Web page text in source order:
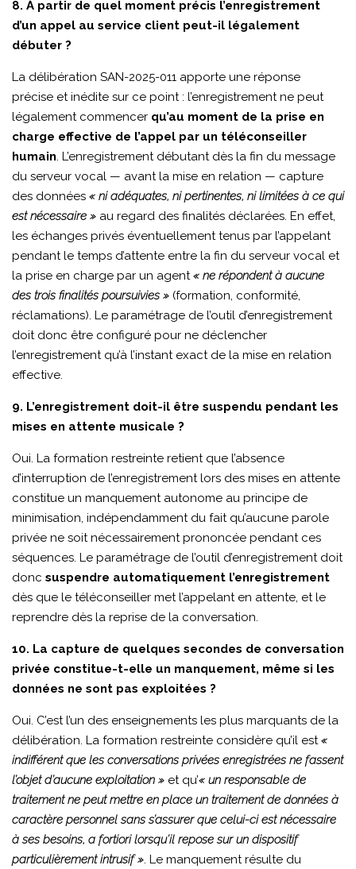
8. À partir de quel moment précis l’enregistrement
d’un appel au service client peut-il légalement
débuter ?
La délibération SAN-2025-011 apporte une réponse
précise et inédite sur ce point : l’enregistrement ne peut
légalement commencer qu’au moment de la prise en
charge effective de l’appel par un téléconseiller
humain. L’enregistrement débutant dès la fin du message
du serveur vocal — avant la mise en relation — capture
des données « ni adéquates, ni pertinentes, ni limitées à ce qui
est nécessaire » au regard des finalités déclarées. En effet,
les échanges privés éventuellement tenus par l’appelant
pendant le temps d’attente entre la fin du serveur vocal et
la prise en charge par un agent« ne répondent à aucune
des trois finalités poursuivies » (formation, conformité,
réclamations). Le paramétrage de l’outil d’enregistrement
doit donc être configuré pour ne déclencher
l’enregistrement qu’à l’instant exact de la mise en relation
effective.
9. L’enregistrement doit-il être suspendu pendant les
mises en attente musicale ?
Oui. La formation restreinte retient que l’absence
d’interruption de l’enregistrement lors des mises en attente
constitue un manquement autonome au principe de
minimisation, indépendamment du fait qu’aucune parole
privée ne soit nécessairement prononcée pendant ces
séquences. Le paramétrage de l’outil d’enregistrement doit
donc suspendre automatiquement l’enregistrement
dès que le téléconseiller met l’appelant en attente, et le
reprendre dès la reprise de la conversation.
10. La capture de quelques secondes de conversation
privée constitue-t-elle un manquement, même si les
données ne sont pas exploitées ?
Oui. C’est l’un des enseignements les plus marquants de la
délibération. La formation restreinte considère qu’il est«
indifférent que les conversations privées enregistrées ne fassent
l’objet d’aucune exploitation » et qu’« un responsable de
traitement ne peut mettre en place un traitement de données à
caractère personnel sans s’assurer que celui-ci est nécessaire
à ses besoins, a fortiori lorsqu’il repose sur un dispositif
particulièrement intrusif ». Le manquement résulte du